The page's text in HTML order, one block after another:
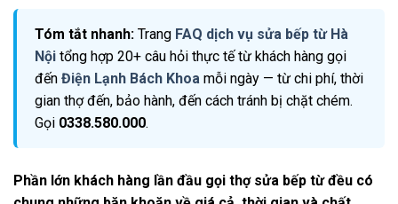
Tóm tắt nhanh: Trang FAQ dịch vụ sửa bếp từ Hà
Nội tổng hợp 20+ câu hỏi thực tế từ khách hàng gọi
đến Điện Lạnh Bách Khoa mỗi ngày — từ chi phí, thời
gian thợ đến, bảo hành, đến cách tránh bị chặt chém.
Gọi 0338.580.000.
Phần lớn khách hàng lần đầu gọi thợ sửa bếp từ đều có